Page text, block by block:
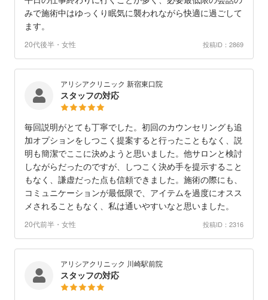
みで施術中はゆっくり眠気に襲われながら快適に過ごして
ます。
20代後半・女性 投稿ID：2869
アリシアクリニック 新宿東口院
スタッフの対応
毎回説明がとても丁寧でした。初回のカウンセリングも追
加オプションをしつこく提案すると行ったこともなく、説
明も簡潔でここに決めようと思いました。他サロンと検討
しながらだったのですが、しつこく決め手を提示すること
もなく、謙虚だった点も信頼できました。施術の際にも、
コミュニケーションが最低限で、アイテムを過度にオスス
メされることもなく、私は通いやすいなと思いました。
20代前半・女性 投稿ID：2316
アリシアクリニック 川崎駅前院
スタッフの対応